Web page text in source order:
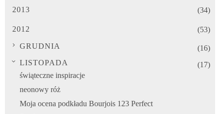
2013 (34)
2012
(53)
GRUDNIA
(16)
LISTOPADA
(17)
świąteczne inspiracje
neonowy róż
Moja ocena podkładu Bourjois 123 Perfect